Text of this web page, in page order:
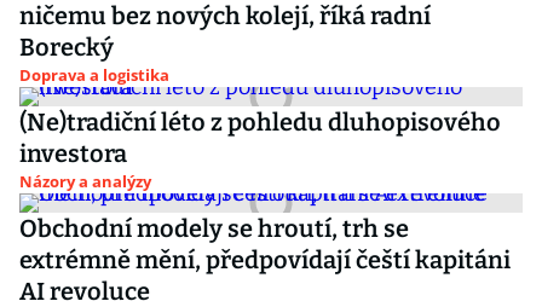
ničemu bez nových kolejí, říká radní
Borecký
Doprava a logistika
(Ne)tradiční léto z pohledu dluhopisového
investora
Názory a analýzy
Obchodní modely se hroutí, trh se
extrémně mění, předpovídají čeští kapitáni
AI revoluce